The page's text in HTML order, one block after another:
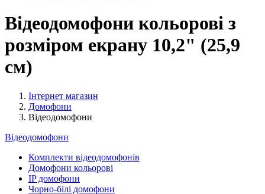
Відеодомофони кольорові з
розміром екрану 10,2" (25,9
см)
Інтернет магазин
Домофони
Відеодомофони
Відеодомофони
Комплекти відеодомофонів
Домофони кольорові
IP домофони
Чорно-білі домофони